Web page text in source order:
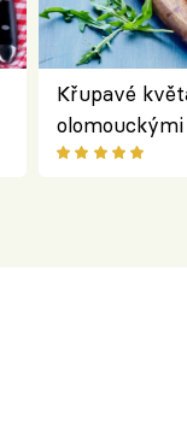
Křupavé
bezlepkový